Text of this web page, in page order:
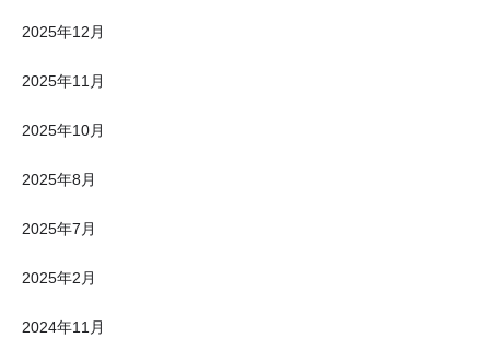
2025年12月
2025年11月
2025年10月
2025年8月
2025年7月
2025年2月
2024年11月